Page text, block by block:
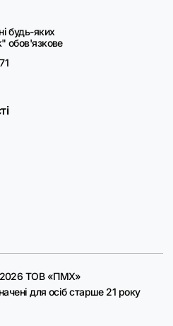
будь-яких
обов'язкове
2026 ТОВ «ПМХ»
для осіб старше 21 року